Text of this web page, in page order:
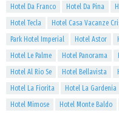
Hotel Da Franco
Hotel Da Pina
Hotel Tecla
Hotel Casa Vacanze
Park Hotel Imperial
Hotel Astor
Hotel Le Palme
Hotel Panorama
Hotel Al Rio Se
Hotel Bellavista
Hotel La Fiorita
Hotel La Gardenia
Hotel Mimose
Hotel Monte Baldo